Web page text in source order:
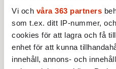
Vi och våra 363 partners
som t.ex. ditt IP-nummer,
cookies för att lagra och få
enhet för att kunna
innehåll, annons- och